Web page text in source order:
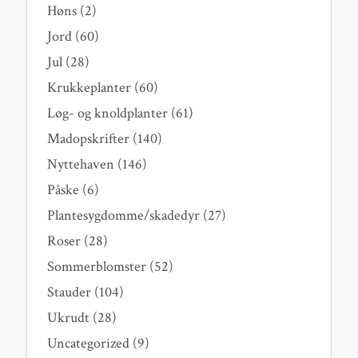
Høns(2)
Jord(60)
Jul(28)
Krukkeplanter(60)
Løg- og knoldplanter(61)
Madopskrifter(140)
Nyttehaven (146)
Påske (6)
Plantesygdomme/skadedyr(27)
Roser(28)
Sommerblomster(52)
Stauder(104)
Ukrudt(28)
Uncategorized(9)